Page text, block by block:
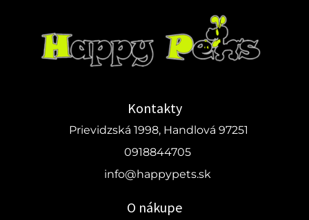
Kontakty
Prievidzská 1998, Handlová 97251
0918844705
info@happypets.sk
O nákupe